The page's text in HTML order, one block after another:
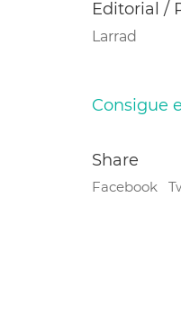
Editorial /
Larrad
Consigue
Share
Facebook